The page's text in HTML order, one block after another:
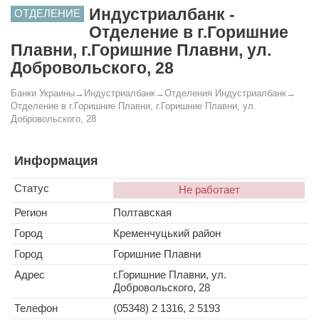
ОТДЕЛЕНИЕ
Индустриалбанк -
Отделение в г.Горишние
Плавни, г.Горишние Плавни, ул.
Добровольского, 28
Банки Украины→ Индустриалбанк→ Отделения Индустриалбанк→
Отделение в г.Горишние Плавни, г.Горишние Плавни, ул.
Добровольского, 28
Информация
Статус
Не работает
Регион
Полтавская
Город
Кременчуцький район
Город
Горишние Плавни
Адрес
г.Горишние Плавни, ул.
Добровольского, 28
Телефон
(05348) 2 1316, 2 5193